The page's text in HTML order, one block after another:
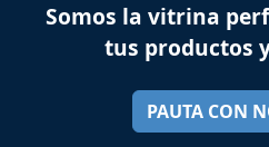
Somos la vitrina
tus productos
PAUTA CON